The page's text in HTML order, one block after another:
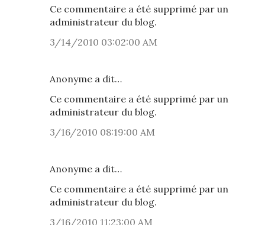
Ce commentaire a été supprimé par un
administrateur du blog.
3/14/2010 03:02:00 AM
Anonyme a dit…
Ce commentaire a été supprimé par un
administrateur du blog.
3/16/2010 08:19:00 AM
Anonyme a dit…
Ce commentaire a été supprimé par un
administrateur du blog.
3/16/2010 11:23:00 AM